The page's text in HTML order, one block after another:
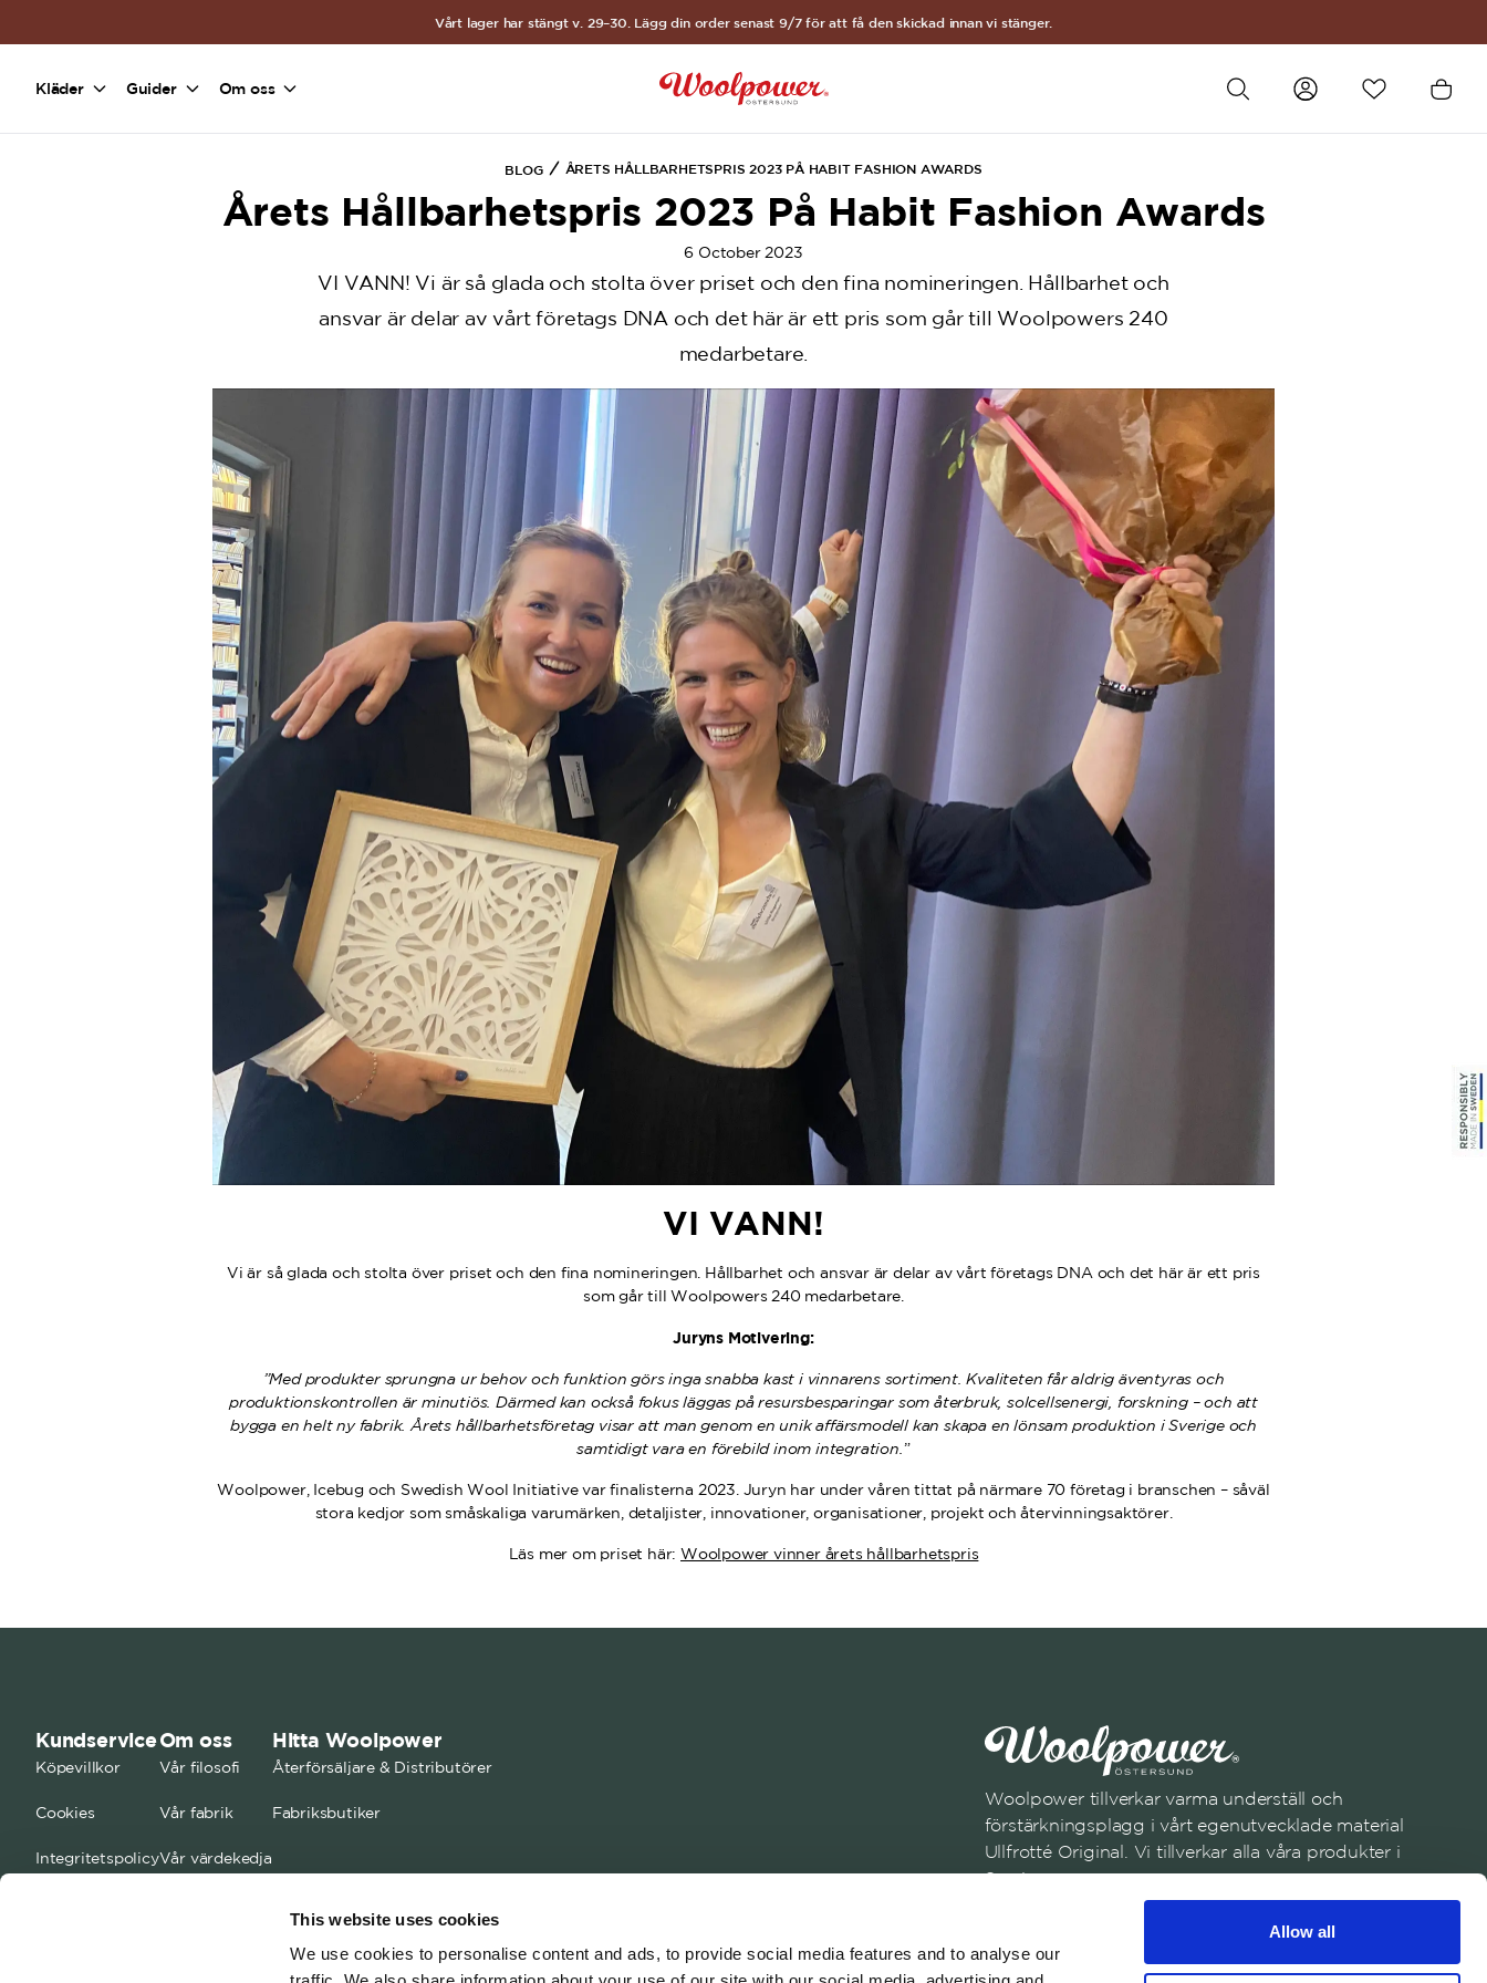
This website uses cookies
We use cookies to personalise content and ads, to provide social media features and to analyse our
Allow all
Vårt lager har stängt v. 29–30. Lägg din order senast 9/7 för att få den skickad innan vi stänger.
Kläder Guider Om oss
BLOG ÅRETS HÅLLBARHETSPRIS 2023 PÅ HABIT FASHION AWARDS
Årets Hållbarhetspris 2023 På Habit Fashion Awards
6 October 2023
VI VANN! Vi är så glada och stolta över priset och den fina nomineringen. Hållbarhet och
ansvar är delar av vårt företags DNA och det här är ett pris som går till Woolpowers 240
medarbetare.
VI VANN!
Vi är så glada och stolta över priset och den fina nomineringen. Hållbarhet och ansvar är delar av vårt företags DNA och det här är ett pris
som går till Woolpowers 240 medarbetare.
Juryns Motivering:
”Med produkter sprungna ur behov och funktion görs inga snabba kast i vinnarens sortiment. Kvaliteten får aldrig äventyras och
produktionskontrollen är minutiös. Därmed kan också fokus läggas på resursbesparingar som återbruk, solcellsenergi, forskning – och att
bygga en helt ny fabrik. Årets hållbarhetsföretag visar att man genom en unik affärsmodell kan skapa en lönsam produktion i Sverige och
samtidigt vara en förebild inom integration.”
Woolpower, Icebug och Swedish Wool Initiative var finalisterna 2023. Juryn har under våren tittat på närmare 70 företag i branschen – såväl
stora kedjor som småskaliga varumärken, detaljister, innovationer, organisationer, projekt och återvinningsaktörer.
Läs mer om priset här: Woolpower vinner årets hållbarhetspris
Kundservice
Köpevillkor
Cookies
Integritetspolicy
Om oss
Vår filosofi
Vår fabrik
Vår värdekedja
Hitta Woolpower
Återförsäljare & Distributörer
Fabriksbutiker
Woolpower tillverkar varma underställ och
förstärkningsplagg i vårt egenutvecklade material
Ullfrotté Original. Vi tillverkar alla våra produkter i
Sverige.
Anmäl dig till vårt nyhetsbrev
Registrera dig